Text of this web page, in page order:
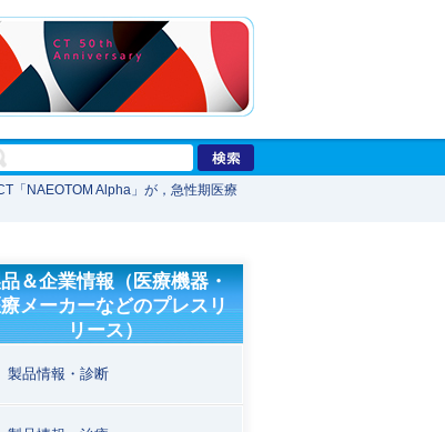
「NAEOTOM Alpha」が，急性期医療
＆企業情報（医療機器・
療メーカーなどのプレスリ
リース）
製品情報・診断